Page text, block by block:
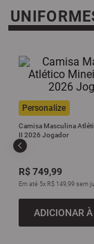
Camisa Masculina
II 2026 Jogador
R$ 749,99
Em até 5x R$ 149,99sem
ADICIONAR
4º chinelo
º adidas
9º
10 º garrafa